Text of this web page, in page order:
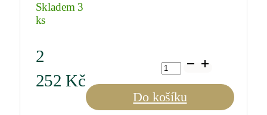
Skladem 3
ks
2
252Kč
Fatto
A
Mano
Oaked
Chardonnay
Do košíku